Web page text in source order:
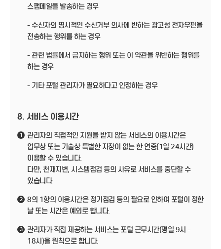
스팸메일을 발송하는 경우
- 수신자의 명시적인 수신거부 의사에 반하는 광고성 전자우편을
전송하는 행위를 하는 경우
- 관련 법률에서 금지하는 행위 또는 이 약관을 위반하는 행위를
하는 경우
- 기타 포털 관리자가 필요하다고 인정하는 경우
8. 서비스 이용시간
1
관리자의 직접적인 지원을 받지 않는 서비스의 이용시간은
업무상 또는 기술상 특별한 지장이 없는 한 연중(1일 24시간)
이용할 수 있습니다.
다만, 천재지변, 시스템점검 등의 사유로 서비스를 중단할 수
있습니다.
2
8의 1항의 이용시간은 정기점검 등의 필요로 인하여 포털이 정한
날 또는 시간은 예외로 합니다.
3
관리자가 직접 제공하는 서비스는 포털 근무시간(평일 9시 -
18시)을 원칙으로 합니다.